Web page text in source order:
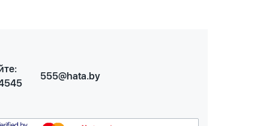
555@hata.by